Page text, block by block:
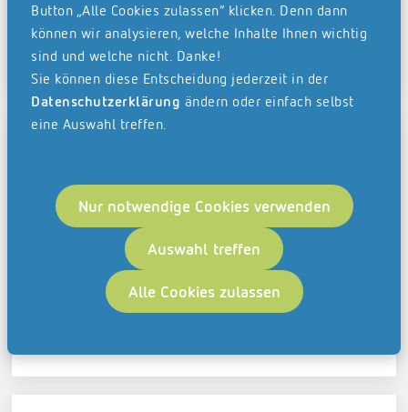
Button „Alle Cookies zulassen“ klicken. Denn dann
können wir analysieren, welche Inhalte Ihnen wichtig
sind und welche nicht. Danke!
Sie können diese Entscheidung jederzeit in der
Datenschutzerklärung ändern oder einfach selbst
eine Auswahl treffen.
Alle Cookies zulassen
Auswahl treffen
Nur notwendige Cookies verwenden